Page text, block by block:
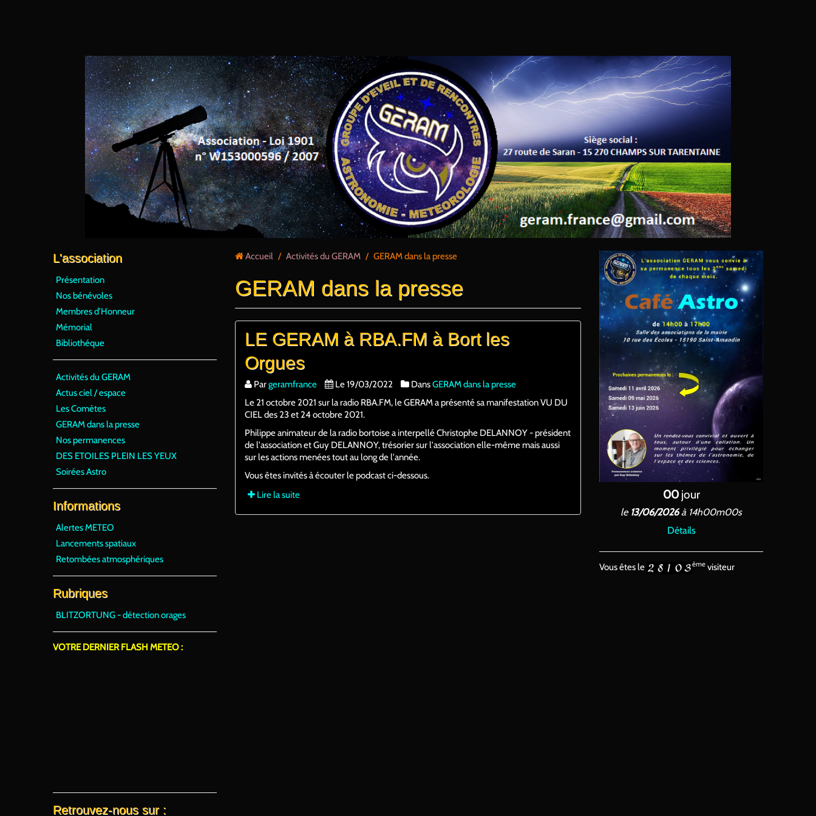
L'association
Présentation
Nos bénévoles
Membres d'Honneur
Mémorial
Bibliothéque
Activités du GERAM
Actus ciel / espace
Les Comètes
GERAM dans la presse
Nos permanences
DES ETOILES PLEIN LES YEUX
Soirées Astro
Informations
Alertes METEO
Lancements spatiaux
Retombées atmosphériques
Rubriques
BLITZORTUNG - détection orages
VOTRE DERNIER FLASH METEO :
Retrouvez-nous sur :
Accueil / Activités du GERAM / GERAM dans la presse
GERAM dans la presse
LE GERAM à RBA.FM à Bort les
Orgues
Pargeramfrance Le 19/03/2022 DansGERAM dans la presse
Le 21 octobre 2021 sur la radio RBA.FM, le GERAM a présenté sa manifestation VU DU
CIEL des 23 et 24 octobre 2021.
Philippe animateur de la radio bortoise a interpellé Christophe DELANNOY - président
de l'association et Guy DELANNOY, trésorier sur l'association elle-même mais aussi
sur les actions menées tout au long de l'année.
Vous êtes invités à écouter le podcast ci-dessous.
Lire la suite
00jour
le 13/06/2026à 14h00m00s
Détails
Vous êtes le ème visiteur